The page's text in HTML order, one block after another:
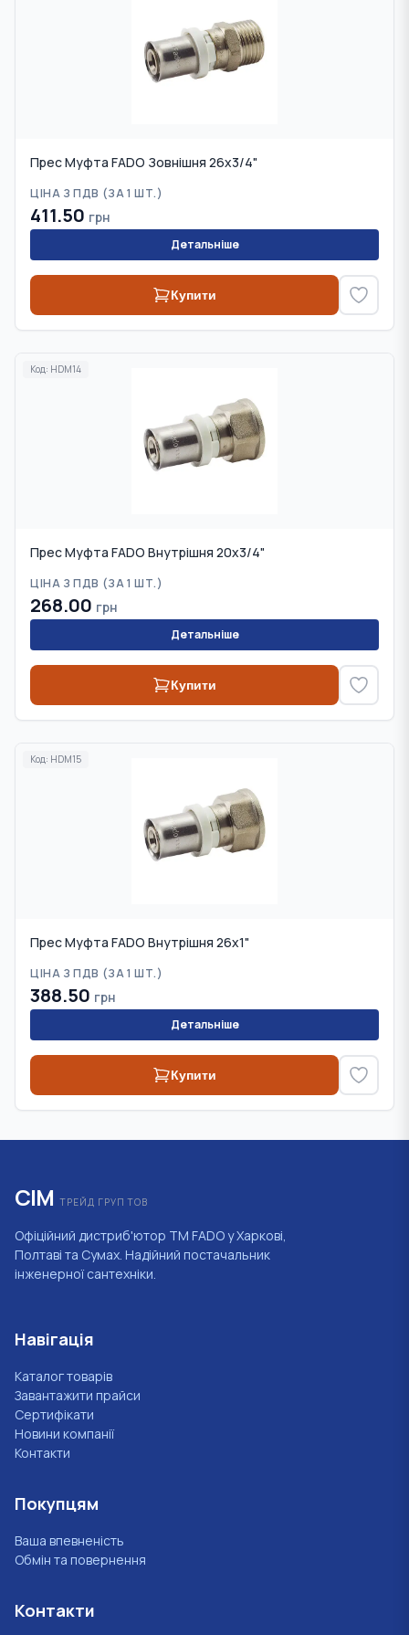
Прес Муфта FADO Зовнішня 26x3/4"
ЦІНА З ПДВ (ЗА 1 ШТ.)
411.50 грн
Детальніше
Купити
Код: HDM14
Прес Муфта FADO Внутрішня 20х3/4"
ЦІНА З ПДВ (ЗА 1 ШТ.)
268.00 грн
Детальніше
Купити
Код: HDM15
Прес Муфта FADO Внутрішня 26х1"
ЦІНА З ПДВ (ЗА 1 ШТ.)
388.50 грн
Детальніше
Купити
СІМ ТРЕЙД ГРУП ТОВ
Офіційний дистриб'ютор ТМ FADO у Харкові,
Полтаві та Сумах. Надійний постачальник
інженерної сантехніки.
Навігація
Каталог товарів
Завантажити прайси
Сертифікати
Новини компанії
Контакти
Покупцям
Ваша впевненість
Обмін та повернення
Контакти